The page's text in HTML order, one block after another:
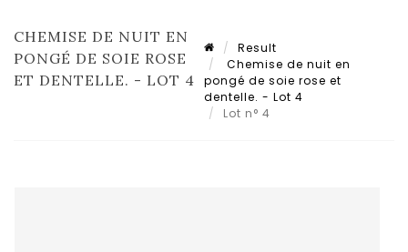
CHEMISE DE NUIT EN
PONGÉ DE SOIE ROSE
ET DENTELLE. - LOT 4
Result
Chemise de nuit en
pongé de soie rose et
dentelle. - Lot 4
Lot n° 4